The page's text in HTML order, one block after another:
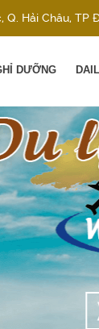
Q. Hải Châu, TP
DƯỠNG